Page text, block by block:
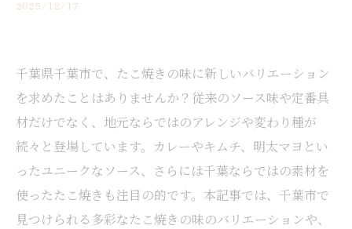
2025/12/17
千葉県千葉市で、たこ焼きの味に新しいバリエーション
を求めたことはありませんか？従来のソース味や定番具
材だけでなく、地元ならではのアレンジや変わり種が
続々と登場しています。カレーやキムチ、明太マヨとい
ったユニークなソース、さらには千葉ならではの素材を
使ったたこ焼きも注目の的です。本記事では、千葉市で
見つけられる多彩なたこ焼きの味のバリエーションや、